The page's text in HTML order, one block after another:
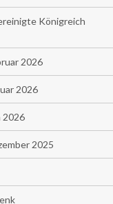
Königreich
2026
2026
2026
2025